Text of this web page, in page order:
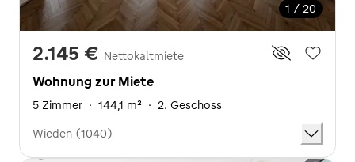
1 / 20
2.145 € Nettokaltmiete
Wohnung zur Miete
5 Zimmer · 144,1 m² · 2. Geschoss
Wieden (1040)